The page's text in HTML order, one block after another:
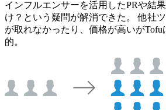
インフルエンサーを活用したPRや結
け？という疑問が解消できた。 他社
が取れなかったり、価格が高いが
的。